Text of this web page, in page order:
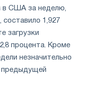
в США за неделю,
составило 1,927
загрузки
процента. Кроме
незначительно
предыдущей